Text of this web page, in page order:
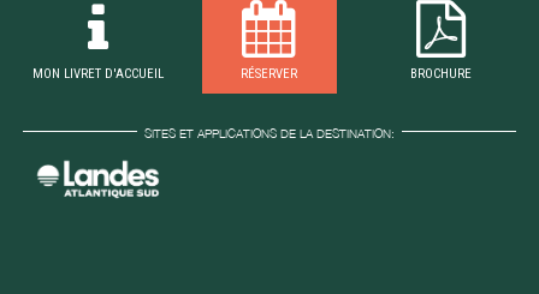
MON LIVRET D'ACCUEIL RÉSERVER BROCHURE
SITES ET APPLICATIONS DE LA DESTINATION: